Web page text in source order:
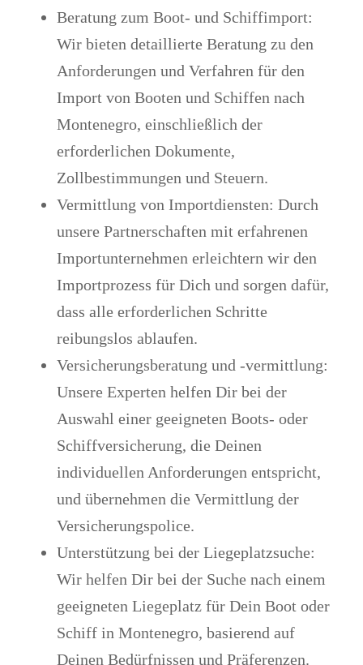
Beratung zum Boot- und Schiffimport:
Wir bieten detaillierte Beratung zu den
Anforderungen und Verfahren für den
Import von Booten und Schiffen nach
Montenegro, einschließlich der
erforderlichen Dokumente,
Zollbestimmungen und Steuern.
Vermittlung von Importdiensten: Durch
unsere Partnerschaften mit erfahrenen
Importunternehmen erleichtern wir den
Importprozess für Dich und sorgen dafür,
dass alle erforderlichen Schritte
reibungslos ablaufen.
Versicherungsberatung und -vermittlung:
Unsere Experten helfen Dir bei der
Auswahl einer geeigneten Boots- oder
Schiffversicherung, die Deinen
individuellen Anforderungen entspricht,
und übernehmen die Vermittlung der
Versicherungspolice.
Unterstützung bei der Liegeplatzsuche:
Wir helfen Dir bei der Suche nach einem
geeigneten Liegeplatz für Dein Boot oder
Schiff in Montenegro, basierend auf
Deinen Bedürfnissen und Präferenzen.